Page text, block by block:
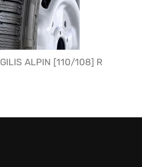
ALPIN [110/108] R